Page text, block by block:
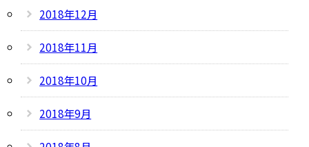
2018年12月
2018年11月
2018年10月
2018年9月